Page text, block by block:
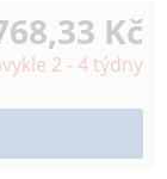
Kč
2 - 4 týdny